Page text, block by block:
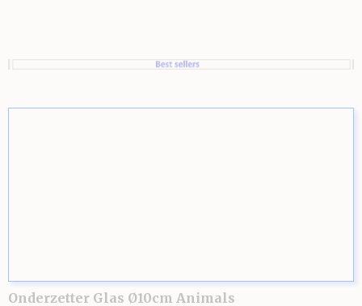
Onderzetter Glas Ø10cm Animals